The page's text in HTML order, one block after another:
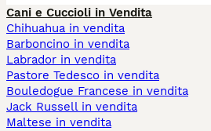
Cani e Cuccioli in Vendita
Chihuahua in vendita
Barboncino in vendita
Labrador in vendita
Pastore Tedesco in vendita
Bouledogue Francese in vendita
Jack Russell in vendita
Maltese in vendita